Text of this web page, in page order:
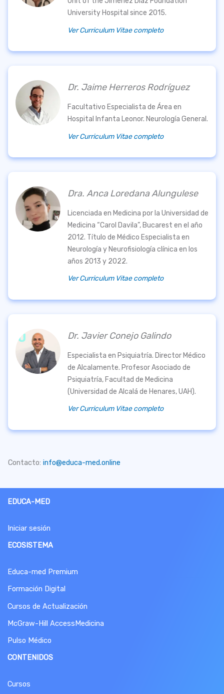
University Hospital since 2015.
Ver Curriculum Vitae completo
Dr. Jaime Herreros Rodríguez
Facultativo Especialista de Área en
Hospital Infanta Leonor. Neurología General.
Ver Curriculum Vitae completo
Dra. Anca Loredana Alungulese
Licenciada en Medicina por la Universidad de
Medicina “Carol Davila”, Bucarest en el año
2012. Título de Médico Especialista en
Neurología y Neurofisiología clínica en los
años 2013 y 2022.
Ver Curriculum Vitae completo
Dr. Javier Conejo Galindo
Especialista en Psiquiatría. Director Médico
de Alcalamente. Profesor Asociado de
Psiquiatría, Facultad de Medicina
(Universidad de Alcalá de Henares, UAH).
Ver Curriculum Vitae completo
Contacto: info@educa-med.online
EDUCA-MED
Iniciar sesión
ECOSISTEMA
Educa-med Premium
Formación Digital
Cursos de Actualización
McGraw-Hill AccessMedicina
Pulso Médico
CONTENIDOS
Cursos